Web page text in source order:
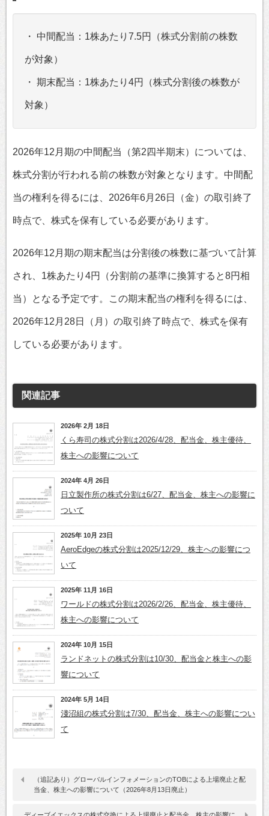
・ 中間配当：1株あたり7.5円（株式分割前の株数
が対象）
・ 期末配当：1株あたり4円（株式分割後の株数が
対象）
2026年12月期の中間配当（第2四半期末）については、
株式分割が行われる前の株数が対象となります。中間配
当の権利を得るには、2026年6月26日（金）の取引終了
時点で、株式を保有している必要があります。
2026年12月期の期末配当は分割後の株数に基づいて計算
され、1株あたり4円（分割前の基準に換算すると8円相
当）となる予定です。この期末配当の権利を得るには、
2026年12月28日（月）の取引終了時点で、株式を保有
している必要があります。
関連記事
2026年 2月 18日
くら寿司の株式分割は2026/4/28、配当金、株主優待、
株主への影響について
2024年 4月 26日
日立製作所の株式分割は6/27、配当金、株主への影響に
ついて
2025年 10月 23日
AeroEdgeの株式分割は2025/12/29、株主への影響につ
いて
2025年 11月 16日
ワールドの株式分割は2026/2/26、配当金、株主優待、
株主への影響について
2024年 10月 15日
ランドネットの株式分割は10/30、配当金と株主への影
響について
2024年 5月 14日
淺沼組の株式分割は7/30、配当金、株主への影響につい
て
（追記あり）グローバルインフォメーションのTOBによる上場廃止と配
当金、株主への影響について（2026年8月13日廃止）